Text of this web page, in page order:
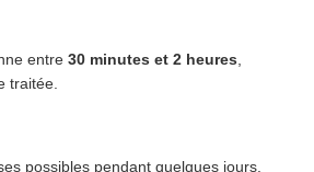
entre 30 minutes et 2 heures
traitée.
possibles pendant quelques jours.